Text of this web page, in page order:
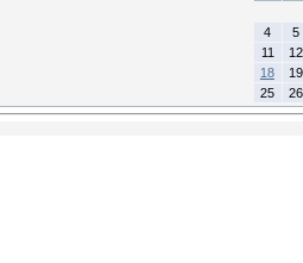
4
5
11
12
18
19
25
26